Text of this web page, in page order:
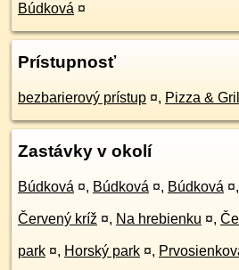
Búdková ¤
Prístupnosť
bezbarierový prístup ¤, Pizza &
Zastávky v okolí
Búdková ¤, Búdková ¤, Búdková ¤,
Červený kríž ¤, Na hrebienku ¤,
park ¤, Horský park ¤,